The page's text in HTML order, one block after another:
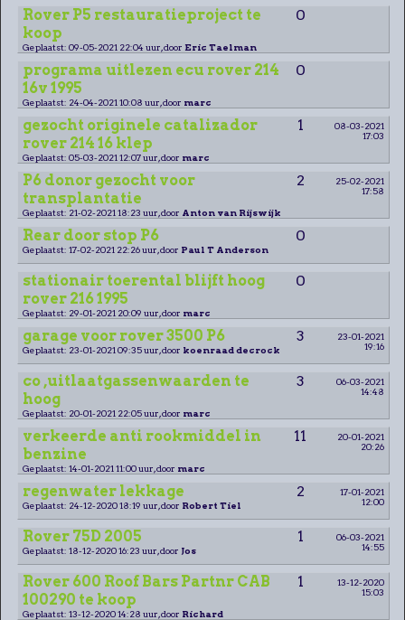
Rover P5 restauratieproject te
koop
0
Geplaatst: 09-05-2021 22:04 uur, door Eric Taelman
programa uitlezen ecu rover 214
16v 1995
0
Geplaatst: 24-04-2021 10:08 uur, door marc
gezocht originele catalizador
rover 214 16 klep
1
08-03-2021
17:03
Geplaatst: 05-03-2021 12:07 uur, door marc
P6 donor gezocht voor
transplantatie
2
25-02-2021
17:58
Geplaatst: 21-02-2021 18:23 uur, door Anton van Rijswijk
Rear door stop P6 0
Geplaatst: 17-02-2021 22:26 uur, door Paul T Anderson
stationair toerental blijft hoog
rover 216 1995
0
Geplaatst: 29-01-2021 20:09 uur, door marc
garage voor rover 3500 P6 3
23-01-2021
19:16
Geplaatst: 23-01-2021 09:35 uur, door koenraad decrock
co ,uitlaatgassenwaarden te
hoog
3
06-03-2021
14:48
Geplaatst: 20-01-2021 22:05 uur, door marc
verkeerde anti rookmiddel in
benzine
11
20-01-2021
20:26
Geplaatst: 14-01-2021 11:00 uur, door marc
regenwater lekkage 2
17-01-2021
12:00
Geplaatst: 24-12-2020 18:19 uur, door Robert Tiel
Rover 75D 2005 1
06-03-2021
14:55
Geplaatst: 18-12-2020 16:23 uur, door Jos
Rover 600 Roof Bars Partnr CAB
100290 te koop
1
13-12-2020
15:03
Geplaatst: 13-12-2020 14:28 uur, door Richard